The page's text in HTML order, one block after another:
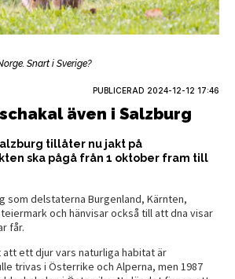
Snart i Sverige?
PUBLICERAD 2024-12-12 17:46
även i Salzburg
tillåter nu jakt på
ska pågå från 1 oktober fram till
som delstaterna Burgenland, Kärnten,
och hänvisar också till att dna visar
får.
ett djur vars naturliga habitat är
trivas i Österrike och Alperna, men 1987